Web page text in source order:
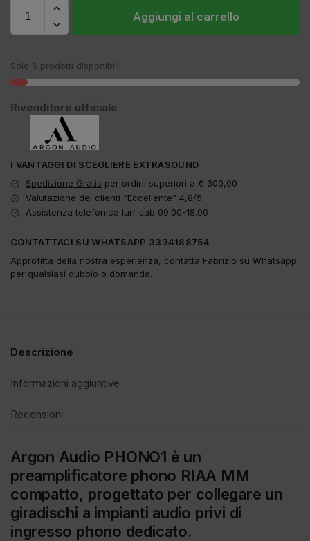
Aggiungi al carrello
Solo 6 prodotti disponibili!
Rivenditore ufficiale
I VANTAGGI DI SCEGLIERE EXTRASOUND
Spedizione Gratis per ordini superiori a € 300,00
Valutazione dei clienti “Eccellente” 4,8/5
Assistenza telefonica lun-sab 09.00-18.00
CONTATTACI SU WHATSAPP 3334188754
Approfitta della nostra esperienza, contatta Fabrizio su Whatsapp
per qualsiasi dubbio o domanda.
Descrizione
Informazioni aggiuntive
Recensioni
Argon Audio PHONO1 è un
preamplificatore phono RIAA MM
compatto, progettato per collegare un
giradischi a impianti audio privi di
ingresso phono dedicato.